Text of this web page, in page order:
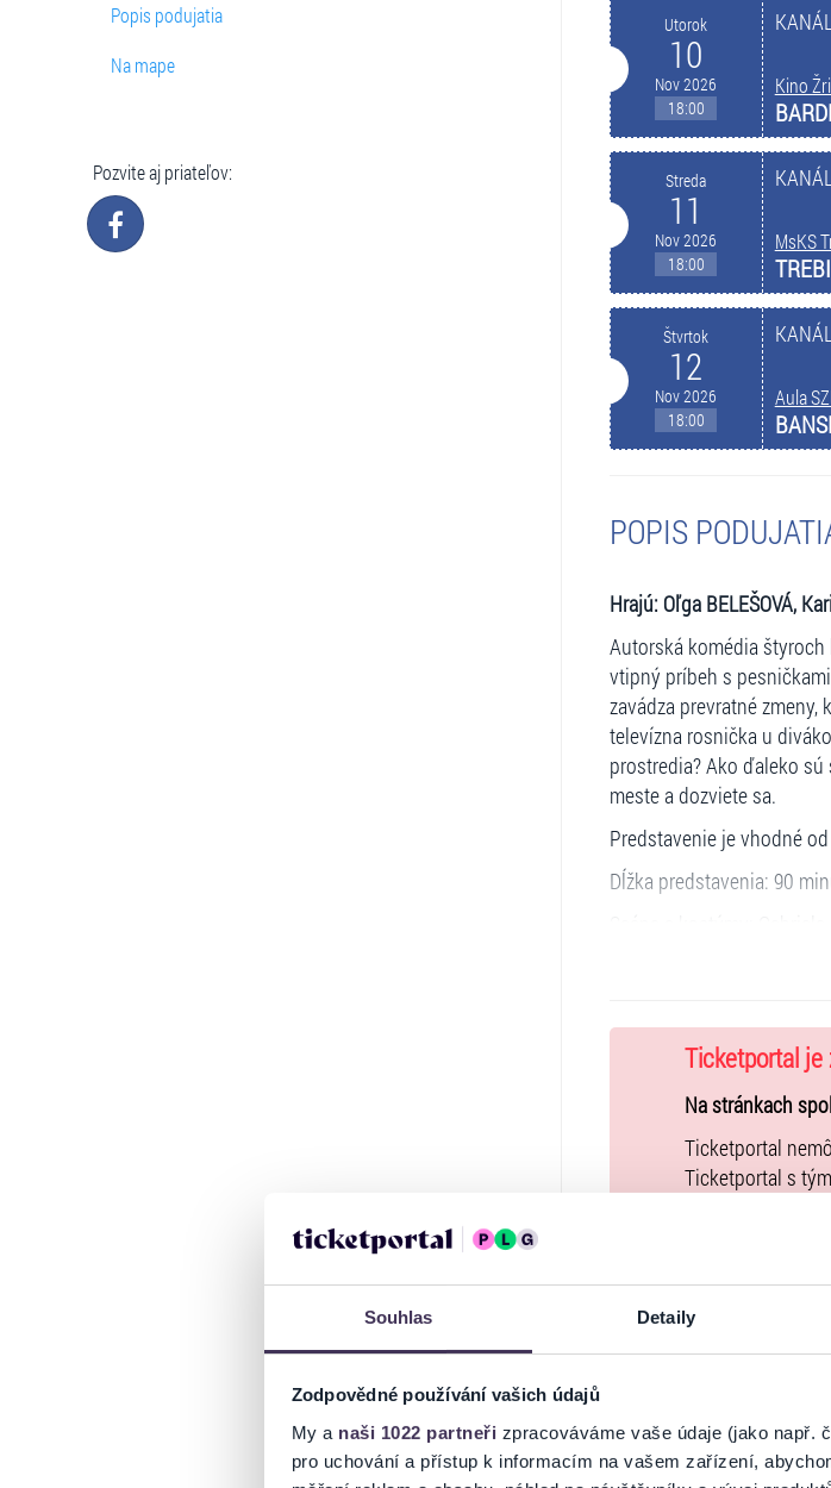
Souhlas Detaily
Zodpovědné používání vašich údajů
My a naši 1022 partneři zpracováváme vaše údaje (jako např.
pro uchování a přístup k informacím na vašem zařízení,
Popis podujatia
Na mape
Pozvite aj priateľov:
Utorok
10
Nov 2026
18:00
Kino
Streda
11
Nov 2026
18:00
MsKS
Štvrtok
12
Nov 2026
18:00
Aula
POPIS
Hrajú: Oľga BELEŠOVÁ,
Autorská komédia štyroch
vtipný príbeh s
zavádza prevratné
televízna rosnička u
prostredia? Ako ďaleko
meste a dozviete sa.
Predstavenie je vhodné
Dĺžka predstavenia: 90
Predstavenie nie je
Ticketportal je
Na stránkach
Ticketportal
Ticketportal s
uzatvárate
Kúpne ceny
Všeobecných
podujatie nie je
vstupeniek na